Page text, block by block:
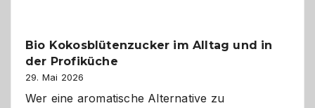
Gefahr
für
Bio Kokosblütenzucker im Alltag und in
der Profiküche
29. Mai 2026
Wer eine aromatische Alternative zu